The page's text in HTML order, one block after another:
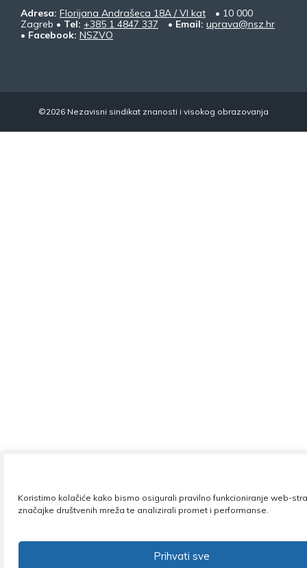
Koristimo kolačiće kako bismo osigurali pravilno funkcioniranje web-
značajke društvenih mreža te analizirali promet i performanse.
Prihvati sve
Adresa: Florijana Andrašeca 18A / VI kat
• 10 000
Zagreb • Tel: +385 1 4847 337 • Email: uprava@nsz.hr
• Facebook: NSZVO
©2026 Nezavisni sindikat znanosti i visokog obrazovanja